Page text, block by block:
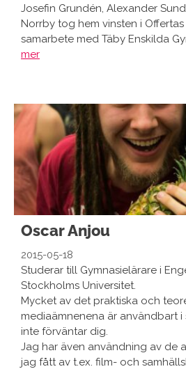
Josefin Grundén, Alexander
Norrby tog hem vinsten i
samarbete med Täby Enskilda
mer
Oscar Anjou
2015-05-18
Studerar till Gymnasielärare i
Stockholms Universitet.
Mycket av det praktiska och
mediaämnenena är användbart
inte förväntar dig.
Jag har även användning av de
jag fått av t.ex. film- och